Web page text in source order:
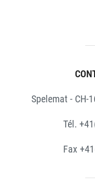
Spelemat - CH-
Tél.
Fax